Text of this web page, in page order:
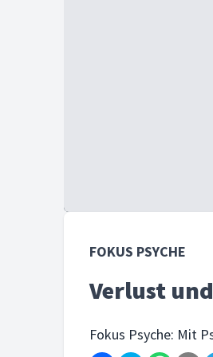
FOKUS PSYCHE
Verlust
Fokus Psyche: Mit